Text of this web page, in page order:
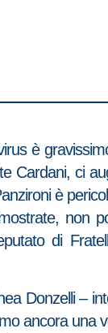
è
Cardani, ci
è
non
di
Donzelli –
ancora una